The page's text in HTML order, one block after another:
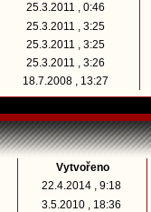
25.3.2011 , 0:46
25.3.2011 , 3:25
25.3.2011 , 3:25
25.3.2011 , 3:26
18.7.2008 , 13:27
Vytvořeno
22.4.2014 , 9:18
3.5.2010 , 18:36